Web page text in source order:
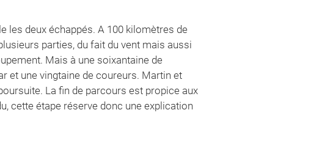
les deux échappés. A 100 kilomètres de
parties, du fait du vent mais aussi
Mais à une soixantaine de
et une vingtaine de coureurs. Martin et
La fin de parcours est propice aux
cette étape réserve donc une explication